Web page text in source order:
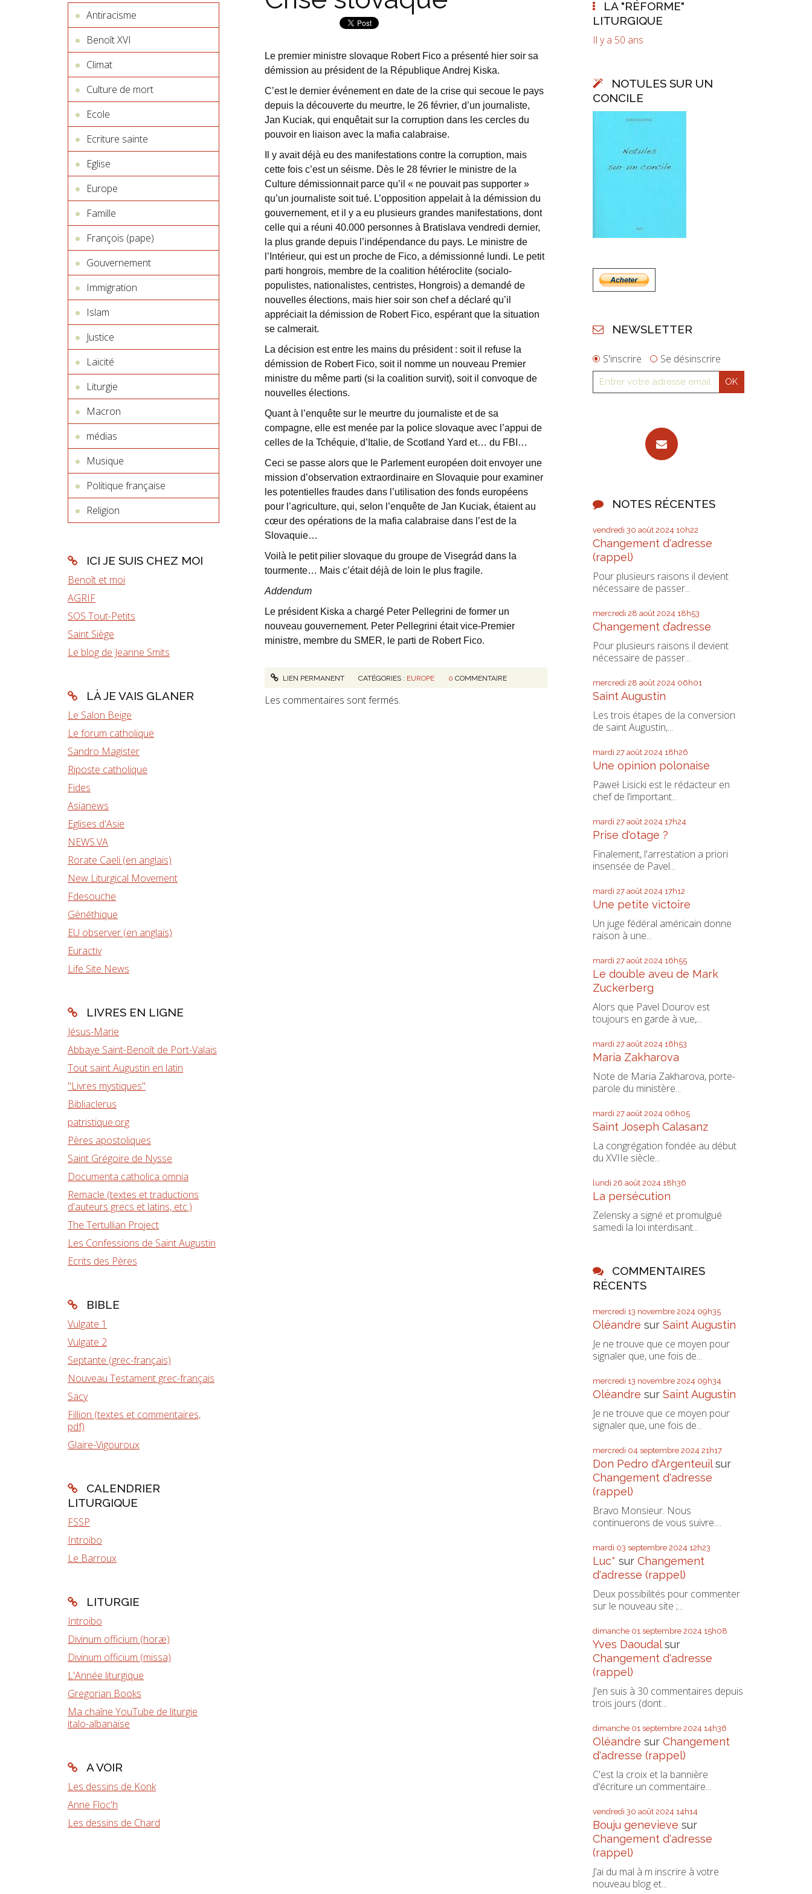
Antiracisme
Benoît XVI
Climat
Culture de mort
Ecole
Ecriture sainte
Eglise
Europe
Famille
François (pape)
Gouvernement
Immigration
Islam
Justice
Laïcité
Liturgie
Macron
médias
Musique
Politique française
Religion
ICI JE SUIS CHEZ MOI
Benoît et moi
AGRIF
SOS Tout-Petits
Saint Siège
Le blog de Jeanne Smits
LÀ JE VAIS GLANER
Le Salon Beige
Le forum catholique
Sandro Magister
Riposte catholique
Fides
Asianews
Eglises d'Asie
NEWS.VA
Rorate Caeli (en anglais)
New Liturgical Movement
Fdesouche
Gènéthique
EU observer (en anglais)
Euractiv
Life Site News
LIVRES EN LIGNE
Jésus-Marie
Abbaye Saint-Benoît de Port-Valais
Tout saint Augustin en latin
"Livres mystiques"
Bibliaclerus
patristique.org
Pères apostoliques
Saint Grégoire de Nysse
Documenta catholica omnia
Remacle (textes et traductions
d'auteurs grecs et latins, etc.)
The Tertullian Project
Les Confessions de Saint Augustin
Ecrits des Pères
BIBLE
Vulgate 1
Vulgate 2
Septante (grec-français)
Nouveau Testament grec-français
Sacy
Fillion (textes et commentaires,
pdf)
Glaire-Vigouroux
CALENDRIER
LITURGIQUE
FSSP
Introibo
Le Barroux
LITURGIE
Introibo
Divinum officium (horæ)
Divinum officium (missa)
L'Année liturgique
Gregorian Books
Ma chaîne YouTube de liturgie
italo-albanaise
A VOIR
Les dessins de Konk
Anne Floc'h
Les dessins de Chard
Le premier ministre slovaque Robert Fico a présenté hier soir sa
démission au président de la République Andrej Kiska.
C’est le dernier événement en date de la crise qui secoue le pays
depuis la découverte du meurtre, le 26 février, d’un journaliste,
Jan Kuciak, qui enquêtait sur la corruption dans les cercles du
pouvoir en liaison avec la mafia calabraise.
Il y avait déjà eu des manifestations contre la corruption, mais
cette fois c’est un séisme. Dès le 28 février le ministre de la
Culture démissionnait parce qu’il « ne pouvait pas supporter »
qu’un journaliste soit tué. L’opposition appelait à la démission du
gouvernement, et il y a eu plusieurs grandes manifestations, dont
celle qui a réuni 40.000 personnes à Bratislava vendredi dernier,
la plus grande depuis l’indépendance du pays. Le ministre de
l’Intérieur, qui est un proche de Fico, a démissionné lundi. Le petit
parti hongrois, membre de la coalition hétéroclite (socialo-
populistes, nationalistes, centristes, Hongrois) a demandé de
nouvelles élections, mais hier soir son chef a déclaré qu’il
appréciait la démission de Robert Fico, espérant que la situation
se calmerait.
La décision est entre les mains du président : soit il refuse la
démission de Robert Fico, soit il nomme un nouveau Premier
ministre du même parti (si la coalition survit), soit il convoque de
nouvelles élections.
Quant à l’enquête sur le meurtre du journaliste et de sa
compagne, elle est menée par la police slovaque avec l’appui de
celles de la Tchéquie, d’Italie, de Scotland Yard et… du FBI…
Ceci se passe alors que le Parlement européen doit envoyer une
mission d’observation extraordinaire en Slovaquie pour examiner
les potentielles fraudes dans l’utilisation des fonds européens
pour l’agriculture, qui, selon l’enquête de Jan Kuciak, étaient au
cœur des opérations de la mafia calabraise dans l’est de la
Slovaquie…
Voilà le petit pilier slovaque du groupe de Visegrád dans la
tourmente… Mais c’était déjà de loin le plus fragile.
Addendum
Le président Kiska a chargé Peter Pellegrini de former un
nouveau gouvernement. Peter Pellegrini était vice-Premier
ministre, membre du SMER, le parti de Robert Fico.
LIEN PERMANENT CATÉGORIES : EUROPE 0 COMMENTAIRE
Les commentaires sont fermés.
LA "RÉFORME"
LITURGIQUE
Il y a 50 ans
NOTULES SUR UN
CONCILE
NEWSLETTER
S'inscrire Se désinscrire
NOTES RÉCENTES
vendredi 30 août 2024 10h22
Changement d'adresse
(rappel)
Pour plusieurs raisons il devient
nécessaire de passer...
mercredi 28 août 2024 18h53
Changement d’adresse
Pour plusieurs raisons il devient
nécessaire de passer...
mercredi 28 août 2024 06h01
Saint Augustin
Les trois étapes de la conversion
de saint Augustin,...
mardi 27 août 2024 18h26
Une opinion polonaise
Paweł Lisicki est le rédacteur en
chef de l’important...
mardi 27 août 2024 17h24
Prise d'otage ?
Finalement, l'arrestation a priori
insensée de Pavel...
mardi 27 août 2024 17h12
Une petite victoire
Un juge fédéral américain donne
raison à une...
mardi 27 août 2024 16h55
Le double aveu de Mark
Zuckerberg
Alors que Pavel Dourov est
toujours en garde à vue,...
mardi 27 août 2024 16h53
Maria Zakharova
Note de Maria Zakharova, porte-
parole du ministère...
mardi 27 août 2024 06h05
Saint Joseph Calasanz
La congrégation fondée au début
du XVIIe siècle...
lundi 26 août 2024 18h36
La persécution
Zelensky a signé et promulgué
samedi la loi interdisant...
COMMENTAIRES
RÉCENTS
mercredi 13 novembre 2024 09h35
Oléandre sur Saint Augustin
Je ne trouve que ce moyen pour
signaler que, une fois de...
mercredi 13 novembre 2024 09h34
Oléandre sur Saint Augustin
Je ne trouve que ce moyen pour
signaler que, une fois de...
mercredi 04 septembre 2024 21h17
Don Pedro d‘Argenteuilsur
Changement d'adresse
(rappel)
Bravo Monsieur. Nous
continuerons de vous suivre....
mardi 03 septembre 2024 12h23
Luc* sur Changement
d'adresse (rappel)
Deux possibilités pour commenter
sur le nouveau site ;...
dimanche 01 septembre 2024 15h08
Yves Daoudalsur
Changement d'adresse
(rappel)
J'en suis à 30 commentaires depuis
trois jours (dont...
dimanche 01 septembre 2024 14h36
Oléandre sur Changement
d'adresse (rappel)
C'est la croix et la bannière
d'écriture un commentaire...
vendredi 30 août 2024 14h14
Bouju genevieve sur
Changement d'adresse
(rappel)
J’ai du mal à m inscrire à votre
nouveau blog et...